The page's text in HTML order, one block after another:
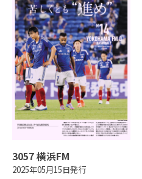
3057 横浜FM
2025年05月15日発行